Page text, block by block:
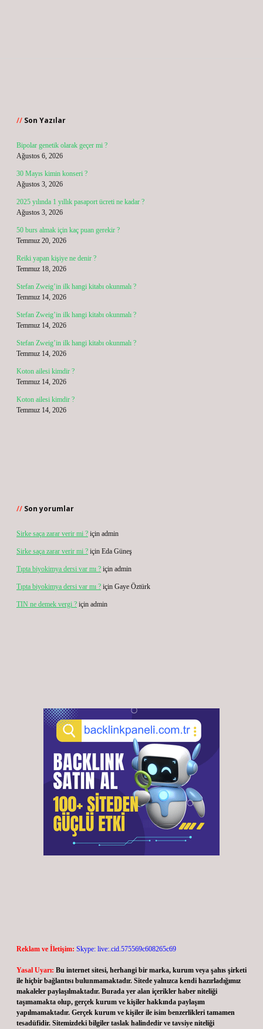
Son Yazılar
Bipolar genetik olarak geçer mi ?
Ağustos 6, 2026
30 Mayıs kimin konseri ?
Ağustos 3, 2026
2025 yılında 1 yıllık pasaport ücreti ne kadar ?
Ağustos 3, 2026
50 burs almak için kaç puan gerekir ?
Temmuz 20, 2026
Reiki yapan kişiye ne denir ?
Temmuz 18, 2026
Stefan Zweig’in ilk hangi kitabı okunmalı ?
Temmuz 14, 2026
Stefan Zweig’in ilk hangi kitabı okunmalı ?
Temmuz 14, 2026
Stefan Zweig’in ilk hangi kitabı okunmalı ?
Temmuz 14, 2026
Koton ailesi kimdir ?
Temmuz 14, 2026
Koton ailesi kimdir ?
Temmuz 14, 2026
Son yorumlar
Sirke saça zarar verir mi ? için admin
Sirke saça zarar verir mi ? için Eda Güneş
Tıpta biyokimya dersi var mı ? için admin
Tıpta biyokimya dersi var mı ? için Gaye Öztürk
TIN ne demek vergi ? için admin
Reklam ve İletişim: Skype: live:.cid.575569c608265c69
Yasal Uyarı: Bu internet sitesi, herhangi bir marka, kurum veya şahıs şirketi
ile hiçbir bağlantısı bulunmamaktadır. Sitede yalnızca kendi hazırladığımız
makaleler paylaşılmaktadır. Burada yer alan içerikler haber niteliği
taşımamakta olup, gerçek kurum ve kişiler hakkında paylaşım
yapılmamaktadır. Gerçek kurum ve kişiler ile isim benzerlikleri tamamen
tesadüfidir. Sitemizdeki bilgiler taslak halindedir ve tavsiye niteliği